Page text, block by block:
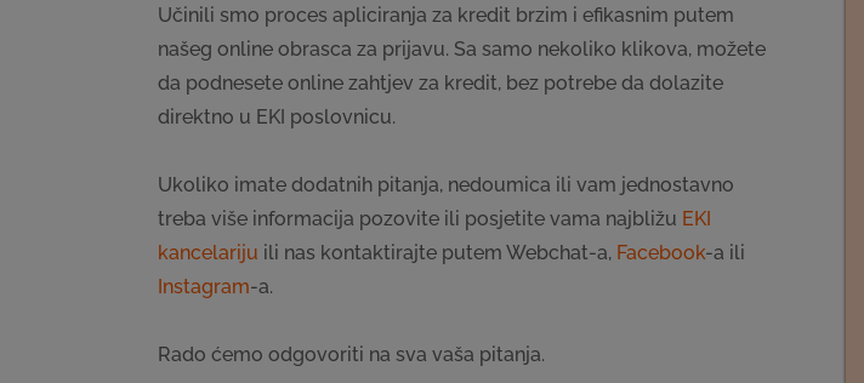
Učinili smo proces apliciranja za kredit brzim i efikasnim putem
našeg online obrasca za prijavu. Sa samo nekoliko klikova, možete
da podnesete online zahtjev za kredit, bez potrebe da dolazite
direktno u EKI poslovnicu.
Ukoliko imate dodatnih pitanja, nedoumica ili vam jednostavno
treba više informacija pozovite ili posjetite vama najbližu EKI
kancelariju ili nas kontaktirajte putem Webchat-a, Facebook-a ili
Instagram-a.
Rado ćemo odgovoriti na sva vaša pitanja.